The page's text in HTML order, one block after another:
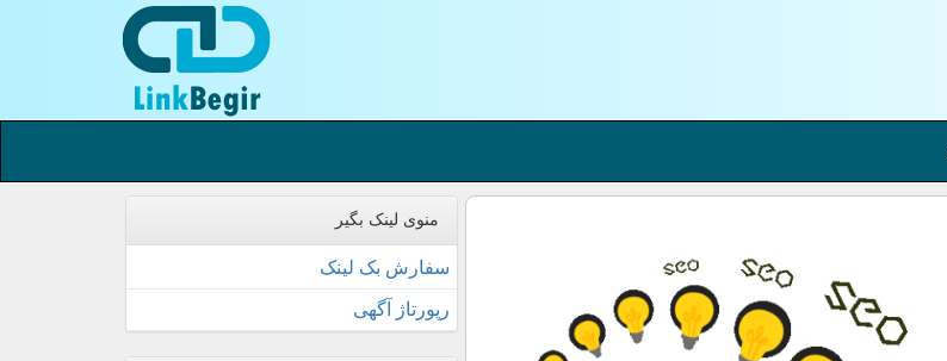
منوی لینک بگیر
سفارش بک لینک
رپورتاژ آگهی